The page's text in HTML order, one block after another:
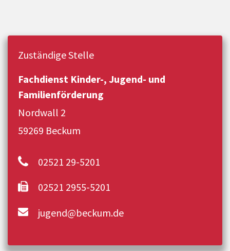
Zuständige Stelle
Fachdienst Kinder-, Jugend- und
Familienförderung
Nordwall 2
59269 Beckum
02521 29-5201
02521 2955-5201
jugend@beckum.de